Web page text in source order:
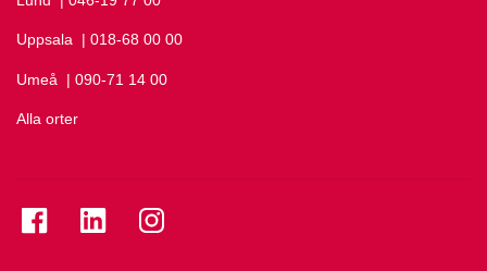
Uppsala Ring Uppsala på
| 018-68 00 00
Umeå Ring Umeå på
| 090-71 14 00
Alla orter
Se folkuniversitetet på Facebook
Se folkuniversitetet på LinkedIn